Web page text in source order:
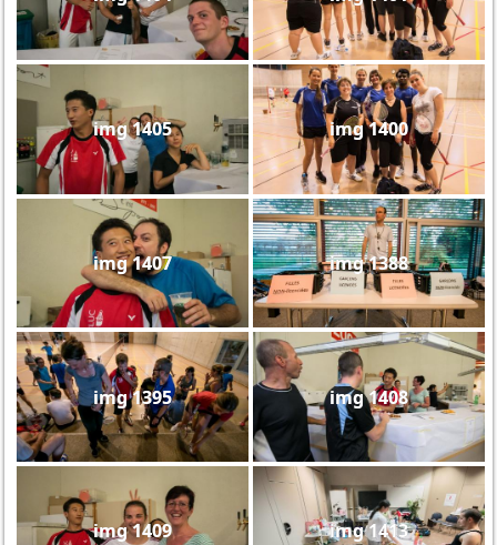
img 1405 img 1400
img 1407 img 1388
img 1395 img 1408
img 1409 img 1413